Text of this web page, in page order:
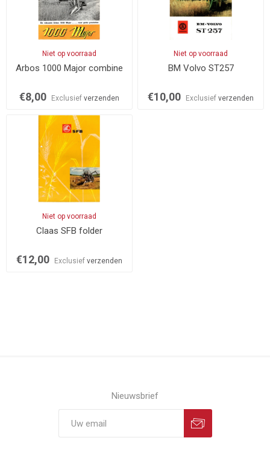
Niet op voorraad
Arbos 1000 Major combine
€8,00 Exclusief verzenden
Niet op voorraad
BM Volvo ST257
€10,00 Exclusiefverzenden
Niet op voorraad
Claas SFB folder
€12,00 Exclusief verzenden
Nieuwsbrief